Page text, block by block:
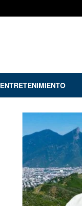
ENTRETENIMIENTO